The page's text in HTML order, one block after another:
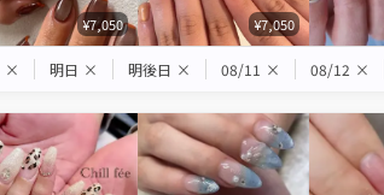
¥7,050 ¥7,050
× 明日 × 明後日 × 08/11 × 08/12 ×